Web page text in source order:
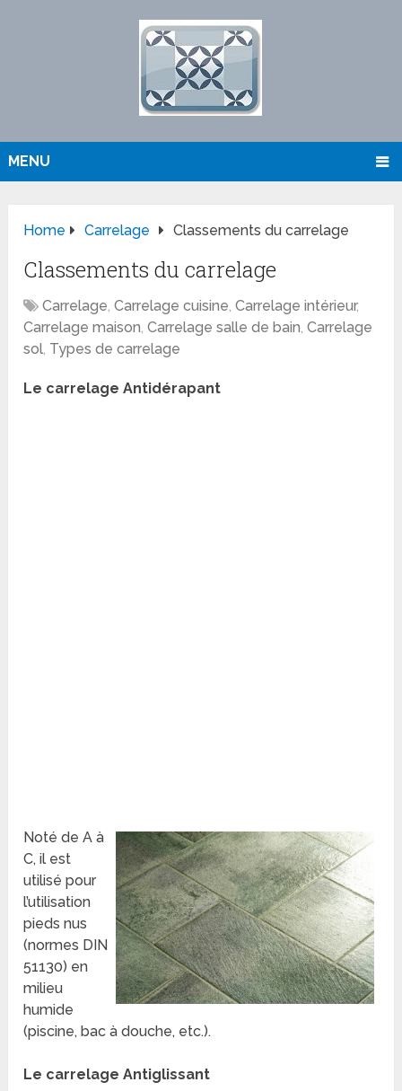
MENU
Home Carrelage Classements du carrelage
Classements du carrelage
Carrelage,Carrelage cuisine,Carrelage intérieur,
Carrelage maison,Carrelage salle de bain,Carrelage
sol, Types de carrelage
Le carrelage Antidérapant
Noté de A à
C, il est
utilisé pour
l’utilisation
pieds nus
(normes DIN
51130) en
milieu
humide
(piscine, bac à douche, etc.).
Le carrelage Antiglissant